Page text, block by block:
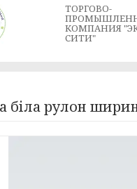
ТОРГОВО-
КОМПАНИЯ
СИТИ"
біла рулон